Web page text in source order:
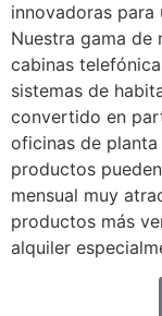
innovadoras
Nuestra gama de
cabinas
sistemas de
convertido en
oficinas de
productos
mensual muy
productos más
alquiler